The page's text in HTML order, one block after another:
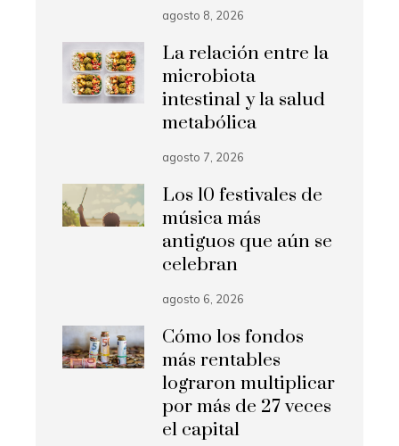
agosto 8, 2026
La relación entre la
microbiota
intestinal y la salud
metabólica
agosto 7, 2026
Los 10 festivales de
música más
antiguos que aún se
celebran
agosto 6, 2026
Cómo los fondos
más rentables
lograron multiplicar
por más de 27 veces
el capital